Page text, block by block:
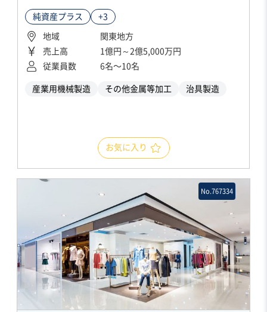
純資産プラス +3
地域
関東地方
売上高
1億円～2億5,000万円
従業員数
6名〜10名
産業用機械製造 その他金属等加工 治具製造
お気に入り
No.767334